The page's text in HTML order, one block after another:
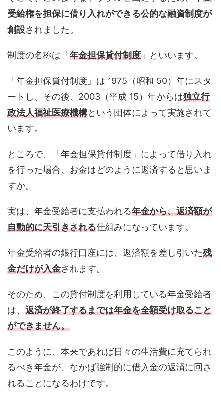
受給権を担保に借り入れができる公的な融資制度が
創設されました。
制度の名称は「 年金担保貸付制度 」といいます。
「年金担保貸付制度」は 1975（昭和 50）年にスタ
ートし、その後、2003（平成 15）年からは独立行
政法人福祉医療機構という団体によって実施されて
います。
ところで、「年金担保貸付制度」によって借り入れ
を行った場合、お金はどのように返済すると思いま
すか。
実は、年金受給者に支払われる年金から、返済額が
自動的に天引きされる仕組みになっています。
年金受給者の銀行口座には、返済額を差し引いた残
金だけが入金されます。
そのため、この貸付制度を利用している年金受給者
は、 返済が終了するまでは年金を全額受け取ること
ができません。
このように、本来であれば日々の生活費に充てられ
るべき年金が、なかば強制的に借入金の返済に回さ
れることになるわけです。